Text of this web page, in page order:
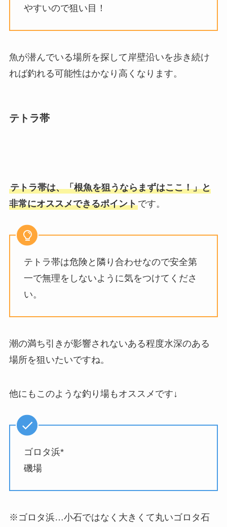
やすいので狙い目！
魚が潜んでいる場所を探して岸壁沿いを歩き続け
れば釣れる可能性はかなり高くなります。
テトラ帯
テトラ帯は、「根魚を狙うならまずはここ！」と
非常にオススメできるポイントです。
テトラ帯は危険と隣り合わせなので安全第
一で無理をしないように気をつけてくださ
い。
潮の満ち引きが影響されないある程度水深のある
場所を狙いたいですね。
他にもこのような釣り場もオススメです↓
ゴロタ浜*
磯場
※ゴロタ浜…小石ではなく大きくて丸いゴロタ石